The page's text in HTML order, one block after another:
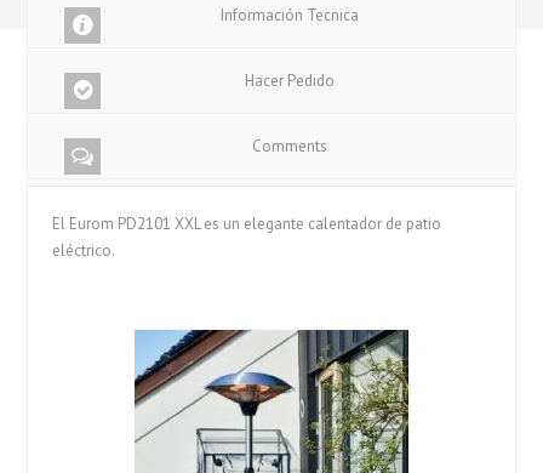
Información Tecnica
Hacer Pedido
Comments
El Eurom PD2101 XXL es un elegante calentador de patio
eléctrico.